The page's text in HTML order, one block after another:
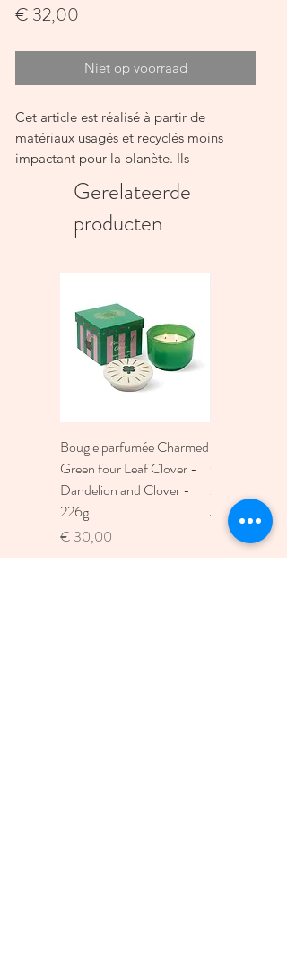
€ 32,00
Niet op voorraad
Cet article est réalisé à partir de
matériaux usagés et recyclés moins
impactant pour la planète. Ils
demandent moins d’énergie, moins
d’eau et génèrent moins d’émission de
carbone et de déchets.
Gerelateerde
producten
Bougie parfumée Charmed
Green four Leaf Clover -
Dandelion and Clover -
226g
Prijs
€ 30,00
Moon
Prijs
€ 30,00